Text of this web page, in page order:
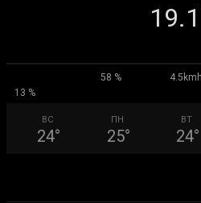
19.1
58 %
4.5kmh
13 %
ВС
24°
ПН
25°
ВТ
24°